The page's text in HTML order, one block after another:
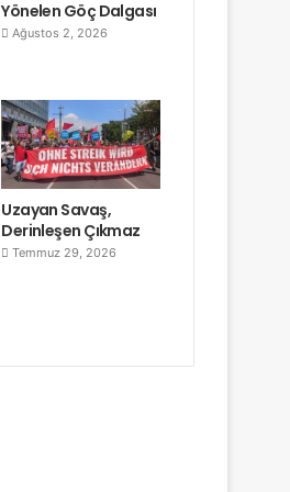
Yönelen Göç Dalgası
Ağustos 2, 2026
Uzayan Savaş,
Derinleşen Çıkmaz
Temmuz 29, 2026